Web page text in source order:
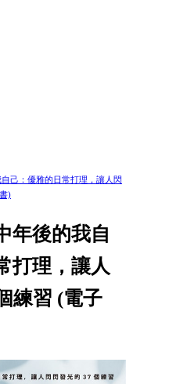
己：優雅的日常打理，讓人閃
)
年後的我自
打理，讓人
練習 (電子